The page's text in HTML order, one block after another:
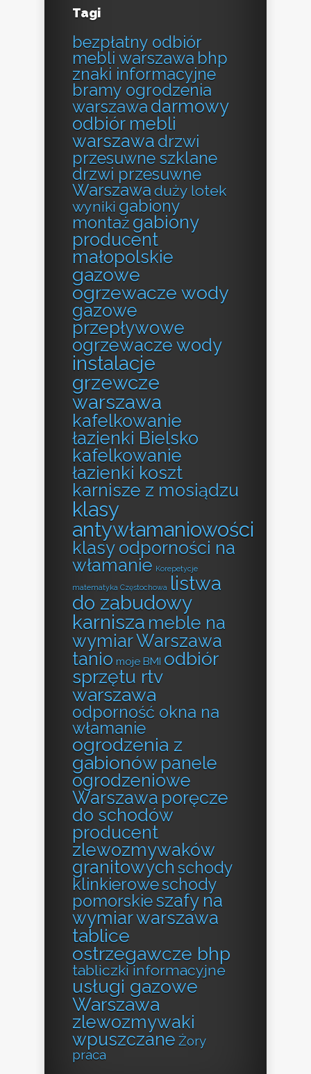
Tagi
bezpłatny odbiór
mebli warszawa bhp
znaki informacyjne
bramy ogrodzenia
warszawa darmowy
odbiór mebli
warszawa drzwi
przesuwne szklane
drzwi przesuwne
Warszawa duży lotek
wyniki gabiony
montaż gabiony
producent
małopolskie
gazowe
ogrzewacze wody
gazowe
przepływowe
ogrzewacze wody
instalacje
grzewcze
warszawa
kafelkowanie
łazienki Bielsko
kafelkowanie
łazienki koszt
karnisze z mosiądzu
klasy
antywłamaniowości
klasy odporności na
włamanie Korepetycje
matematyka Częstochowa listwa
do zabudowy
karnisza meble na
wymiar Warszawa
tanio moje BMI odbiór
sprzętu rtv
warszawa
odporność okna na
włamanie
ogrodzenia z
gabionów panele
ogrodzeniowe
Warszawa poręcze
do schodów
producent
zlewozmywaków
granitowych schody
klinkieroweschody
pomorskieszafy na
wymiar warszawa
tablice
ostrzegawcze bhp
tabliczki informacyjne
usługi gazowe
Warszawa
zlewozmywaki
wpuszczane Żory
praca